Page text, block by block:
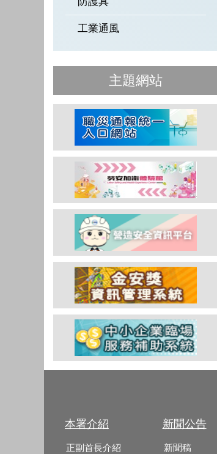
工業通風
主題網站
本署介紹
正副首長介紹
新聞公告
新聞稿